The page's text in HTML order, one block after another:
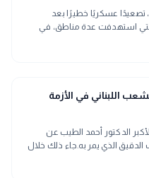
تصعيدًا عسكريًا خطيرًا بعد
التي استهدفت عدة مناطق، في
اللبناني في الأزمة
الدكتور أحمد الطيب عن
الذي يمر به.جاء ذلك خلال